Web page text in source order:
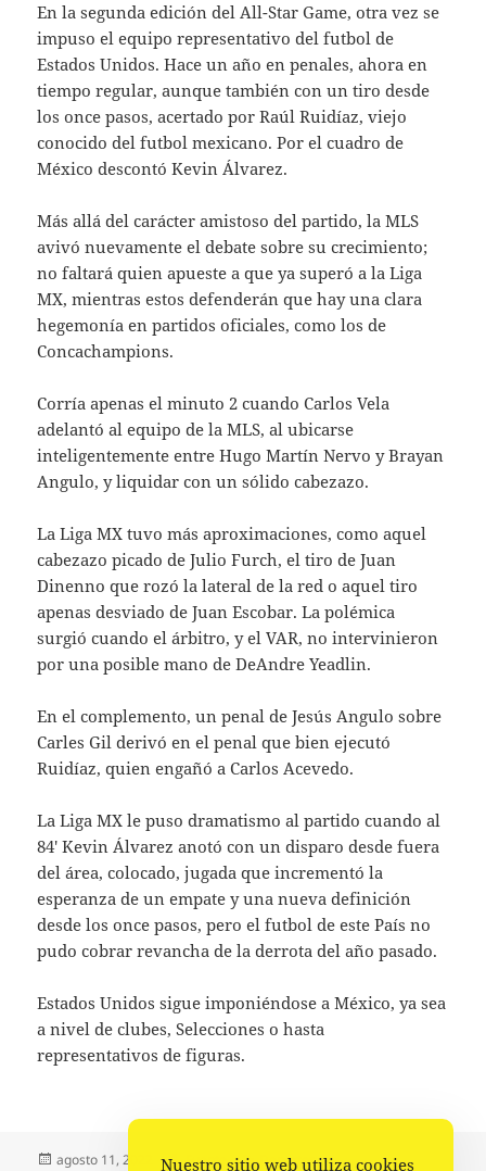
En la segunda edición del All-Star Game, otra vez se
impuso el equipo representativo del futbol de
Estados Unidos. Hace un año en penales, ahora en
tiempo regular, aunque también con un tiro desde
los once pasos, acertado por Raúl Ruidíaz, viejo
conocido del futbol mexicano. Por el cuadro de
México descontó Kevin Álvarez.
Más allá del carácter amistoso del partido, la MLS
avivó nuevamente el debate sobre su crecimiento;
no faltará quien apueste a que ya superó a la Liga
MX, mientras estos defenderán que hay una clara
hegemonía en partidos oficiales, como los de
Concachampions.
Corría apenas el minuto 2 cuando Carlos Vela
adelantó al equipo de la MLS, al ubicarse
inteligentemente entre Hugo Martín Nervo y Brayan
Angulo, y liquidar con un sólido cabezazo.
La Liga MX tuvo más aproximaciones, como aquel
cabezazo picado de Julio Furch, el tiro de Juan
Dinenno que rozó la lateral de la red o aquel tiro
apenas desviado de Juan Escobar. La polémica
surgió cuando el árbitro, y el VAR, no intervinieron
por una posible mano de DeAndre Yeadlin.
En el complemento, un penal de Jesús Angulo sobre
Carles Gil derivó en el penal que bien ejecutó
Ruidíaz, quien engañó a Carlos Acevedo.
La Liga MX le puso dramatismo al partido cuando al
84′ Kevin Álvarez anotó con un disparo desde fuera
del área, colocado, jugada que incrementó la
esperanza de un empate y una nueva definición
desde los once pasos, pero el futbol de este País no
pudo cobrar revancha de la derrota del año pasado.
Estados Unidos sigue imponiéndose a México, ya sea
a nivel de clubes, Selecciones o hasta
representativos de figuras.
Publicado
agosto 11, 2022 Autor
Fuente Categorías
Deportes
Nuestro sitio web utiliza cookies